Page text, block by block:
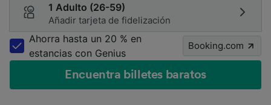
1 Adulto (26-59)
Añadir tarjeta de fidelización
Ahorra hasta un 20 % en
estancias con Genius
Booking.com
Encuentra billetes baratos